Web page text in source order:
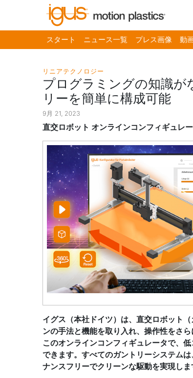
スタート ニュース一覧 プレス画像 動
リニアテクノロジー
プログラミングの知識が
リーを簡単に構成可能
9月 21, 2023
直交ロボット オンラインコンフィギュレ
イグス（本社ドイツ）は、直交ロボット
ンの手法と機能を取り入れ、操作性をさ
このオンラインコンフィギュレータで、
できます。すべてのガントリーシステム
ナンスフリーでクリーンな駆動を実現しま